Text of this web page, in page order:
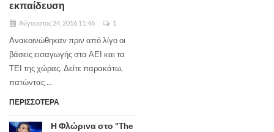
εκπαίδευση
Αύγουστος 24, 2016 11:46 1
Ανακοινώθηκαν πριν από λίγο οι
βάσεις εισαγωγής στα ΑΕΙ και τα
ΤΕΙ της χώρας. Δείτε παρακάτω,
πατώντας ...
ΠΕΡΙΣΣΟΤΕΡΑ
Η Φλώρινα στο "The